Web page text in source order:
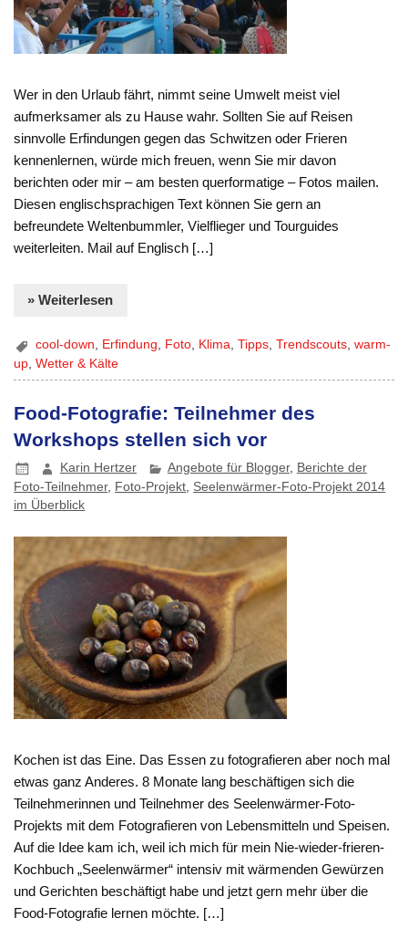
Wer in den Urlaub fährt, nimmt seine Umwelt meist viel
aufmerksamer als zu Hause wahr. Sollten Sie auf Reisen
sinnvolle Erfindungen gegen das Schwitzen oder Frieren
kennenlernen, würde mich freuen, wenn Sie mir davon
berichten oder mir – am besten querformatige – Fotos mailen.
Diesen englischsprachigen Text können Sie gern an
befreundete Weltenbummler, Vielflieger und Tourguides
weiterleiten. Mail auf Englisch […]
» Weiterlesen
cool-down, Erfindung, Foto, Klima,Tipps,Trendscouts,warm-
up ,Wetter & Kälte
Food-Fotografie: Teilnehmer des
Workshops stellen sich vor
Karin Hertzer Angebote für Blogger, Berichte der
Foto-Teilnehmer, Foto-Projekt Seelenwärmer-Foto-Projekt 2014
im Überblick
Kochen ist das Eine. Das Essen zu fotografieren aber noch mal
etwas ganz Anderes. 8 Monate lang beschäftigen sich die
Teilnehmerinnen und Teilnehmer des Seelenwärmer-Foto-
Projekts mit dem Fotografieren von Lebensmitteln und Speisen.
Auf die Idee kam ich, weil ich mich für mein Nie-wieder-frieren-
Kochbuch „Seelenwärmer“ intensiv mit wärmenden Gewürzen
und Gerichten beschäftigt habe und jetzt gern mehr über die
Food-Fotografie lernen möchte. […]